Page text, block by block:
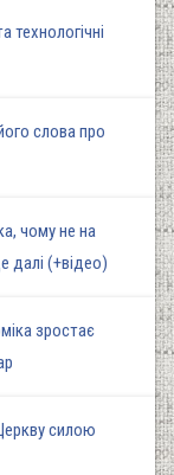
технологічні
слова про
чому не на
далі (+відео)
зростає
силою